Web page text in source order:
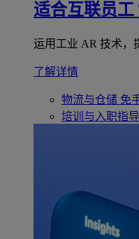
适合互联员工
运用工业 AR 技术，
了解详情
物流与仓储 免
培训与入职指导